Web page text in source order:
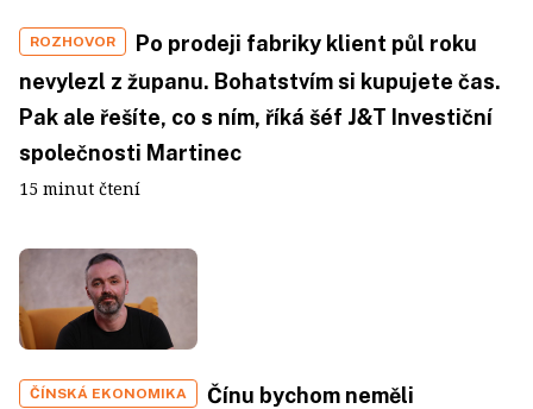
ROZHOVOR
Po prodeji fabriky klient půl roku
nevylezl z županu. Bohatstvím si kupujete čas.
Pak ale řešíte, co s ním, říká šéf J&T Investiční
společnosti Martinec
15 minut čtení
ČÍNSKÁ EKONOMIKA
Čínu bychom neměli